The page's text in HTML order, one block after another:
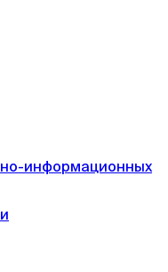
информационных